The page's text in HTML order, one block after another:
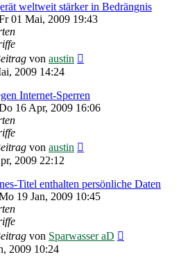
weltweit stärker in Bedrängnis
01 Mai, 2009 19:43
von austin
2009 14:24
Internet-Sperren
16 Apr, 2009 16:06
von austin
2009 22:12
Titel enthalten persönliche Daten
19 Jan, 2009 10:45
von Sparwasser aD
2009 10:24